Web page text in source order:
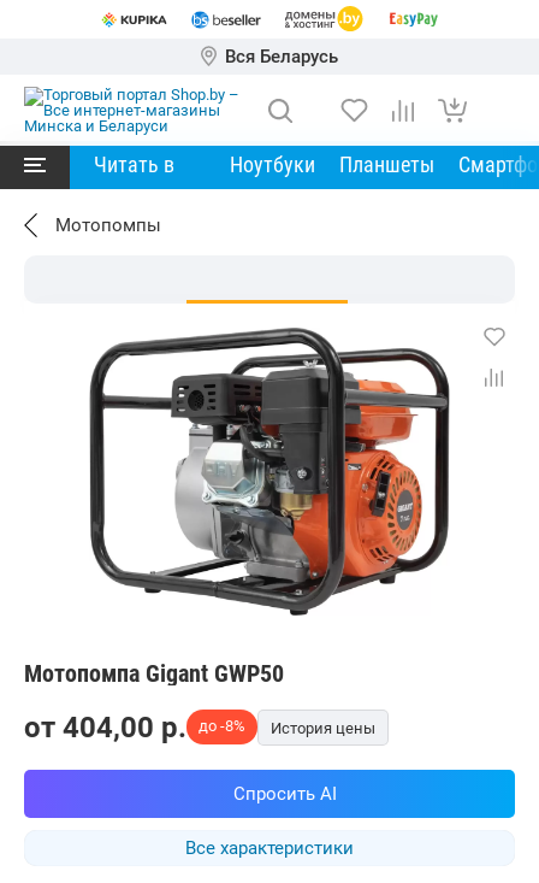
Вся Беларусь
Читать в Ноутбуки Планшеты
Мотопомпы
Мотопомпа Gigant GWP50
Все характеристики
от 404,00 p. до -8% История цены
Спросить AI